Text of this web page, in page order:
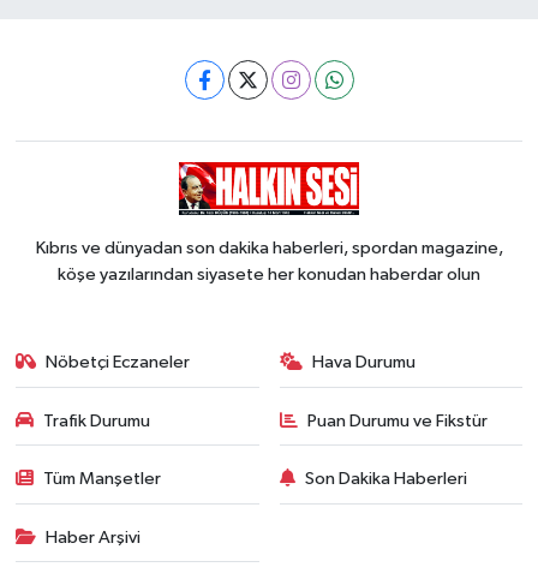
Kıbrıs ve dünyadan son dakika haberleri, spordan magazine,
köşe yazılarından siyasete her konudan haberdar olun
Nöbetçi Eczaneler Hava Durumu
Trafik Durumu Puan Durumu ve Fikstür
Tüm Manşetler Son Dakika Haberleri
Haber Arşivi